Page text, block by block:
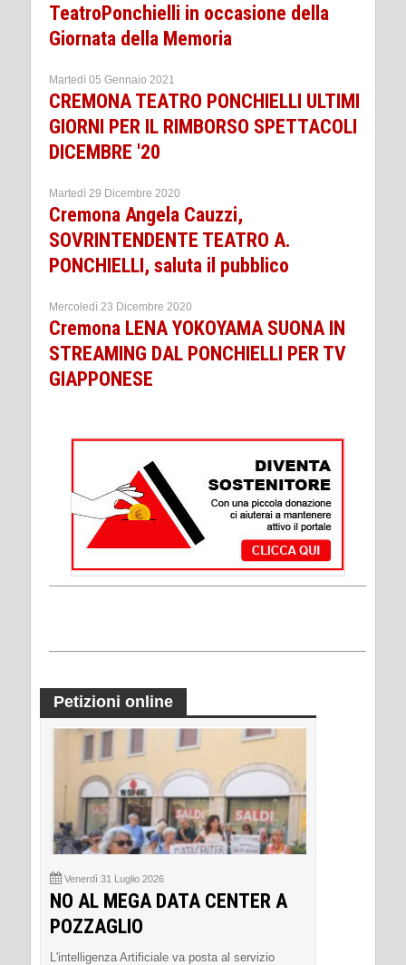
TeatroPonchielli in occasione della
Giornata della Memoria
Martedì 05 Gennaio 2021
CREMONA TEATRO PONCHIELLI ULTIMI
GIORNI PER IL RIMBORSO SPETTACOLI
DICEMBRE '20
Martedì 29 Dicembre 2020
Cremona Angela Cauzzi,
SOVRINTENDENTE TEATRO A.
PONCHIELLI, saluta il pubblico
Mercoledì 23 Dicembre 2020
Cremona LENA YOKOYAMA SUONA IN
STREAMING DAL PONCHIELLI PER TV
GIAPPONESE
Petizioni online
Venerdì 31 Luglio 2026
NO AL MEGA DATA CENTER A
POZZAGLIO
L'intelligenza Artificiale va posta al servizio